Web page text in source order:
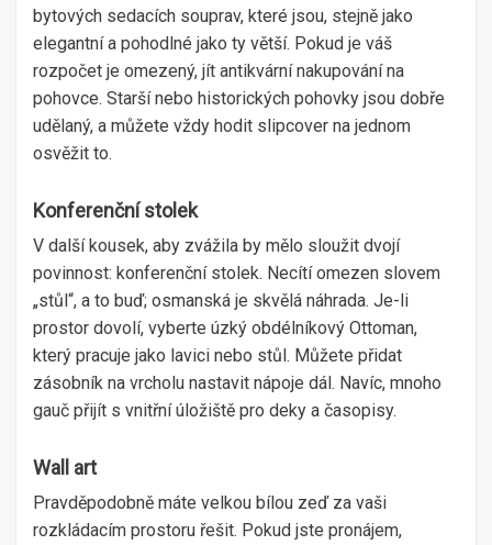
bytových sedacích souprav, které jsou, stejně jako
elegantní a pohodlné jako ty větší. Pokud je váš
rozpočet je omezený, jít antikvární nakupování na
pohovce. Starší nebo historických pohovky jsou dobře
udělaný, a můžete vždy hodit slipcover na jednom
osvěžit to.
Konferenční stolek
V další kousek, aby zvážila by mělo sloužit dvojí
povinnost: konferenční stolek. Necítí omezen slovem
„stůl“, a to buď; osmanská je skvělá náhrada. Je-li
prostor dovolí, vyberte úzký obdélníkový Ottoman,
který pracuje jako lavici nebo stůl. Můžete přidat
zásobník na vrcholu nastavit nápoje dál. Navíc, mnoho
gauč přijít s vnitřní úložiště pro deky a časopisy.
Wall art
Pravděpodobně máte velkou bílou zeď za vaši
rozkládacím prostoru řešit. Pokud jste pronájem,